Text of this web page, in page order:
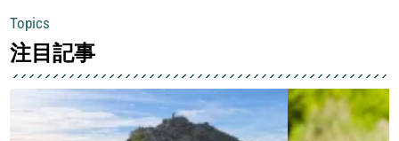
Topics
注目記事